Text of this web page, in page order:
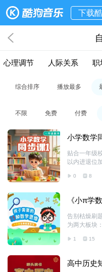
下载
心理调节 人际关系 职
综合排序 播放最多
不限 免费 付费
小学数学
贴合一年级
以内进退位
门思维，适
0 8
《小π学
告别枯燥刷
为两大板块
则、基础应
植树问题、
授解题底层
1 15
高中历史